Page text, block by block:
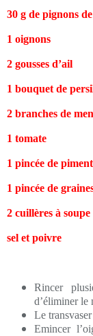
30 g de pignons
1 oignons
2 gousses d’ail
1 bouquet de
2 branches de
1 tomate
1 pincée de
1 pincée de
2 cuillères à
sel et poivre
Rincer
d’éliminer le
Le
Emincer